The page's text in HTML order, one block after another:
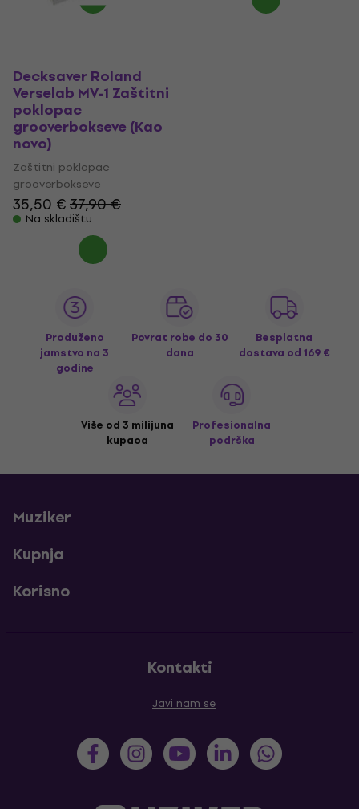
Decksaver Roland
Verselab MV-1 Zaštitni
poklopac
grooverbokseve (Kao
novo)
Zaštitni poklopac
grooverbokseve
35,50 €37,90 €
Na skladištu
Produženo
jamstvo na 3
godine
Povrat robe do 30
dana
Besplatna
dostava od 169 €
Više od 3 milijuna
kupaca
Profesionalna
podrška
Muziker
Kupnja
Korisno
Kontakti
Javi nam se